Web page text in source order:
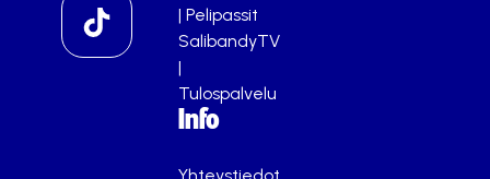
| Pelipassit
SalibandyTV
|
Tulospalvelu
Info
Yhteystiedot